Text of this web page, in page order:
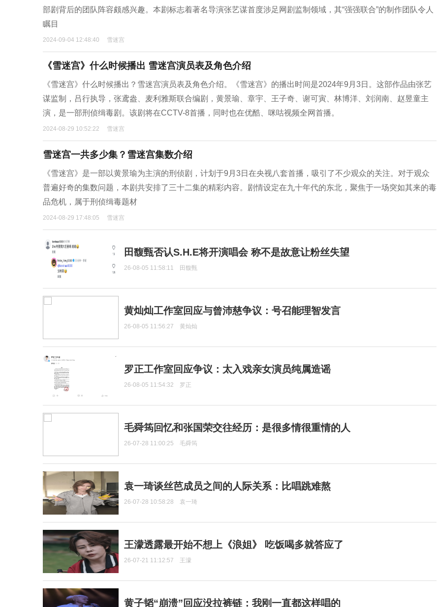
部剧背后的团队阵容颇感兴趣。本剧标志着著名导演张艺谋首度涉足网剧监制领域，其“强强联合”的制作团队令人
瞩目
2024-09-04 12:48:40 雪迷宫
《雪迷宫》什么时候播出 雪迷宫演员表及角色介绍
《雪迷宫》什么时候播出？雪迷宫演员表及角色介绍。‌《雪迷宫》的播出时间是2024年9月3日。‌这部作品由张艺
谋监制，吕行执导，张鸢盎、麦利雅斯联合编剧，黄景瑜、章宇、王子奇、谢可寅、林博洋、刘润南、赵昱童主
演，是一部刑侦缉毒剧。该剧将在CCTV-8首播，同时也在优酷、咪咕视频全网首播‌。
2024-08-29 10:52:22 雪迷宫
雪迷宫一共多少集？雪迷宫集数介绍
《雪迷宫》是一部以黄景瑜为主演的刑侦剧，计划于9月3日在央视八套首播，吸引了不少观众的关注。对于观众
普遍好奇的集数问题，本剧共安排了三十二集的精彩内容。剧情设定在九十年代的东北，聚焦于一场突如其来的毒
品危机，属于刑侦缉毒题材
2024-08-29 17:48:05 雪迷宫
田馥甄否认S.H.E将开演唱会 称不是故意让粉丝失望
26-08-05 11:58:11 田馥甄
黄灿灿工作室回应与曾沛慈争议：号召能理智发言
26-08-05 11:56:27 黄灿灿
罗正工作室回应争议：太入戏亲女演员纯属造谣
26-08-05 11:54:32 罗正
毛舜筠回忆和张国荣交往经历：是很多情很重情的人
26-07-28 11:00:25 毛舜筠
袁一琦谈丝芭成员之间的人际关系：比唱跳难熬
26-07-28 10:58:28 袁一琦
王濛透露最开始不想上《浪姐》 吃饭喝多就答应了
26-07-21 11:12:57 王濛
黄子韬“崩溃”回应没拉裤链：我刚一直都这样唱的